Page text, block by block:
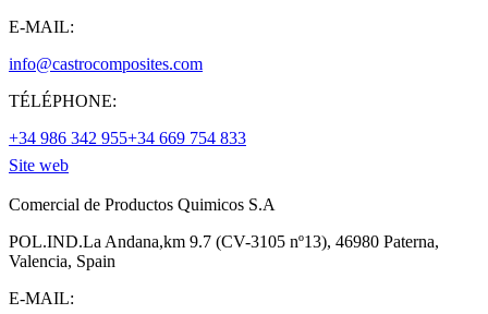
E-MAIL:
info@castrocomposites.com
TÉLÉPHONE:
+34 986 342 955+34 669 754 833
Site web
Comercial de Productos Quimicos S.A
POL.IND.La Andana,km 9.7 (CV-3105 nº13), 46980 Paterna,
Valencia, Spain
E-MAIL: